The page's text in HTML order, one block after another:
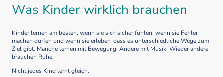
Was Kinder wirklich brauchen
Kinder lernen am besten, wenn sie sich sicher fühlen, wenn sie Fehler
machen dürfen und wenn sie erleben, dass es unterschiedliche Wege zum
Ziel gibt. Manche lernen mit Bewegung. Andere mit Musik. Wieder andere
brauchen Ruhe.
Nicht jedes Kind lernt gleich.